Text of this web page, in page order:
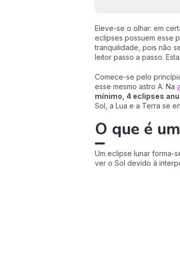
Eleve-se o olhar: em
eclipses possuem esse
tranquilidade, pois não
leitor passo a passo.
Comece-se pelo
esse mesmo astro A. Na
mínimo, 4 eclipses
Sol, a Lua e a Terra se
O que é
Um eclipse lunar forma-
ver o Sol devido à